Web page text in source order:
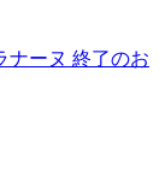
ナーヌ 終了のお